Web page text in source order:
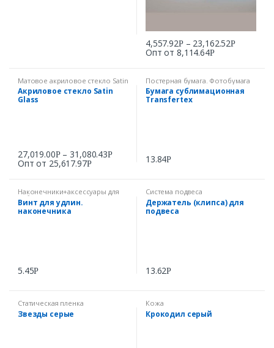
4,557.92Р– 23,162.52Р
Опт от8,114.64Р
Матовое акриловое стекло Satin
Glass
Акриловое стекло Satin
Glass
27,019.00Р– 31,080.43Р
Опт от 25,617.97Р
Постерная бумага. Фотобумага
Бумага сублимационная
Transfertex
13.84Р
Наконечники+аксессуары для
наборных панно
Винт для удлин.
наконечника
5.45Р
Система подвеса
Держатель (клипса) для
подвеса
13.62Р
Статическая пленка
Звезды серые
Кожа
Крокодил серый